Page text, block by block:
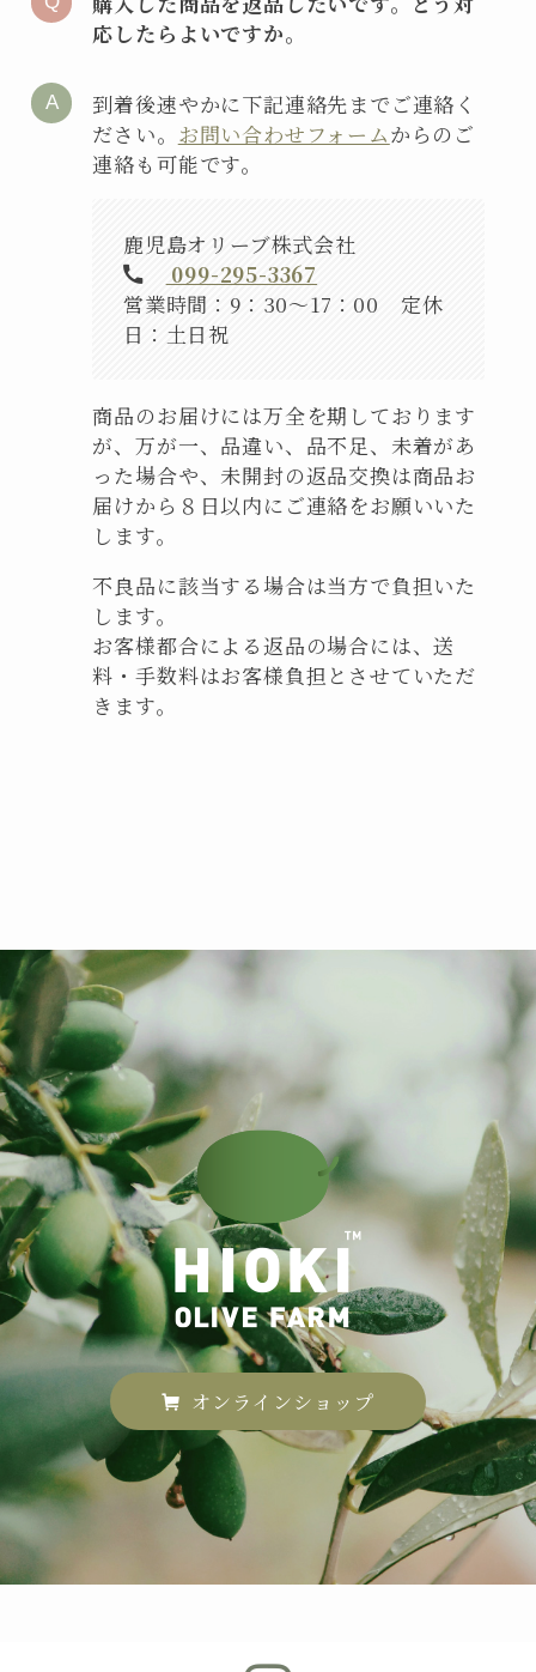
応したらよいですか。
到着後速やかに下記連絡先までご連絡く
ださい。 お問い合わせフォームからのご
連絡も可能です。
鹿児島オリーブ株式会社
099-295-3367
営業時間：9：30～17：00 定休
日：土日祝
商品のお届けには万全を期しております
が、万が一、品違い、品不足、未着があ
った場合や、未開封の返品交換は商品お
届けから８日以内にご連絡をお願いいた
します。
不良品に該当する場合は当方で負担いた
します。
お客様都合による返品の場合には、送
料・手数料はお客様負担とさせていただ
きます。
オンラインショップ